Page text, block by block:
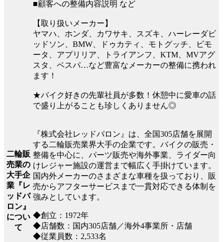
■顧客への整備内容説明 など
【取り扱いメーカー】
ヤマハ、ホンダ、カワサキ、スズキ、ハーレーダビ
ッドソン、BMW、ドゥカティ、モトグッチ、ビモ
ータ、アプリリア、トライアンフ、KTM、MVアグ
スタ、ベスパ…など豊富なメーカーの整備に携われ
ます！
★バイク好きの先輩社員が多数！休憩中に愛車の話
で盛り上がることも珍しくありません◎
二輪販
売業の
大手企
業『レ
ッドバ
ロン』
につい
て
『株式会社レッドバロン』は、全国305店舗を展開
する二輪販売業界大手の企業です。バイクの販売・
整備を中心に、パーツ販売や海外事業、ライダー向
けレジャー施設の運営まで幅広く手掛けています。
国内外メーカーのさまざまな車種を扱っており、販
売からアフターサービスまで一貫対応できる体制を
強みとしています。
◆創立：1972年
◆店舗数：国内305店舗／海外4事業所・店舗
◆従業員数：2,533名